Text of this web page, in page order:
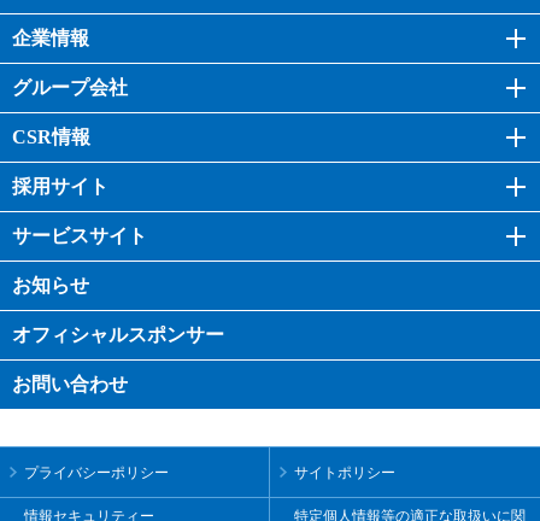
企業情報
グループ会社
CSR情報
採用サイト
サービスサイト
お知らせ
オフィシャルスポンサー
お問い合わせ
プライバシーポリシー サイトポリシー
情報セキュリティー 特定個人情報等の適正な取扱いに関